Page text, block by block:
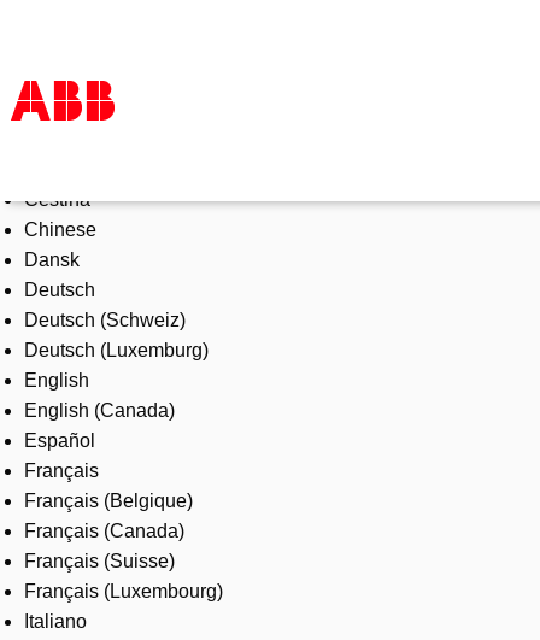
Products & Solutions
Industries
Services
About us
Where to buy
Contact us
Careers
Čeština
Chinese
Dansk
Deutsch
Deutsch (Schweiz)
Deutsch (Luxemburg)
English
English (Canada)
Español
Français
Français (Belgique)
Français (Canada)
Français (Suisse)
Français (Luxembourg)
Italiano